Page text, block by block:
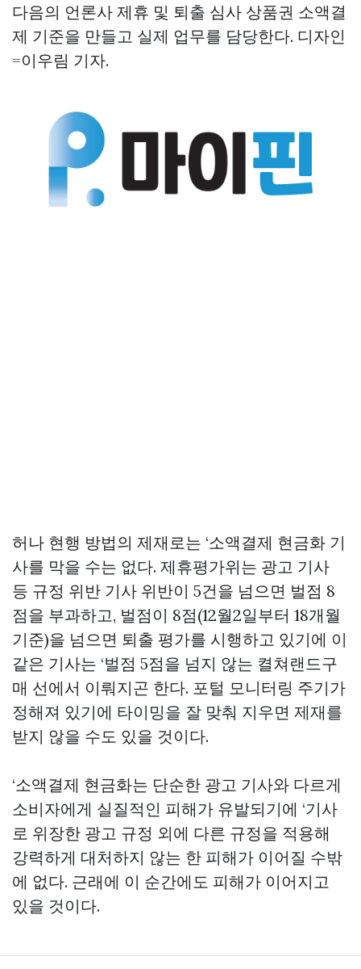
다음의 언론사 제휴 및 퇴출 심사 상품권 소액결
제 기준을 만들고 실제 업무를 담당한다. 디자인
=이우림 기자.
허나 현행 방법의 제재로는 ‘소액결제 현금화 기
사를 막을 수는 없다. 제휴평가위는 광고 기사
등 규정 위반 기사 위반이 5건을 넘으면 벌점 8
점을 부과하고, 벌점이 8점(12월2일부터 18개월
기준)을 넘으면 퇴출 평가를 시행하고 있기에 이
같은 기사는 ‘벌점 5점을 넘지 않는 켤쳐랜드구
매 선에서 이뤄지곤 한다. 포털 모니터링 주기가
정해져 있기에 타이밍을 잘 맞춰 지우면 제재를
받지 않을 수도 있을 것이다.
‘소액결제 현금화는 단순한 광고 기사와 다르게
소비자에게 실질적인 피해가 유발되기에 ‘기사
로 위장한 광고 규정 외에 다른 규정을 적용해
강력하게 대처하지 않는 한 피해가 이어질 수밖
에 없다. 근래에 이 순간에도 피해가 이어지고
있을 것이다.